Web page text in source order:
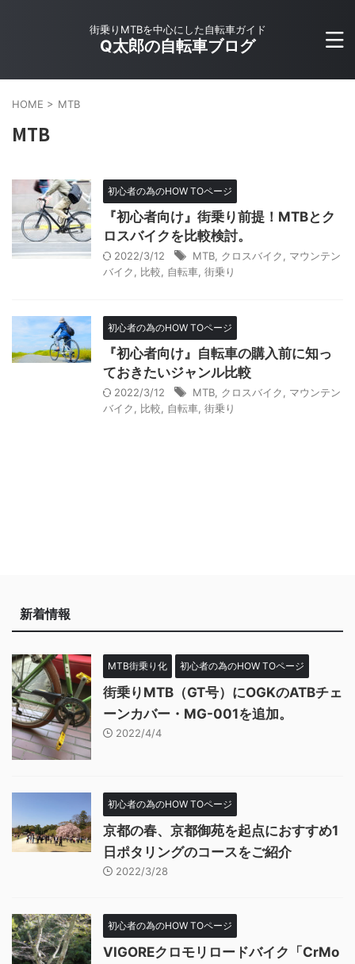
街乗りMTBを中心にした自転車ガイド
Q太郎の自転車ブログ
HOME > MTB
MTB
初心者の為のHOW TOページ
『初心者向け』街乗り前提！MTBとク
ロスバイクを比較検討。
2022/3/12 MTB クロスバイク
マウンテン
バイク
比較 自転車 街乗り
初心者の為のHOW TOページ
『初心者向け』自転車の購入前に知っ
ておきたいジャンル比較
2022/3/12 MTB クロスバイク
マウンテン
バイク
比較 自転車 街乗り
新着情報
MTB街乗り化 初心者の為のHOW TOページ
街乗りMTB（GT号）にOGKのATBチェ
ーンカバー・MG-001を追加。
2022/4/4
初心者の為のHOW TOページ
京都の春、京都御苑を起点におすすめ1
日ポタリングのコースをご紹介
2022/3/28
初心者の為のHOW TOページ
VIGOREクロモリロードバイク「CrMo